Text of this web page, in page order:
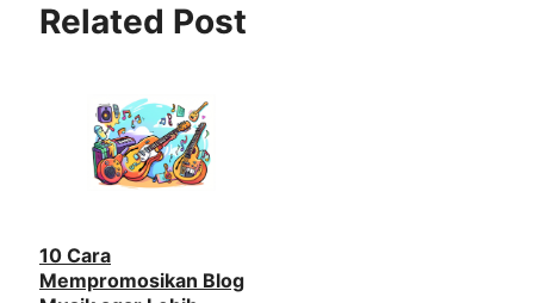
Related Post
10 Cara
Mempromosikan Blog